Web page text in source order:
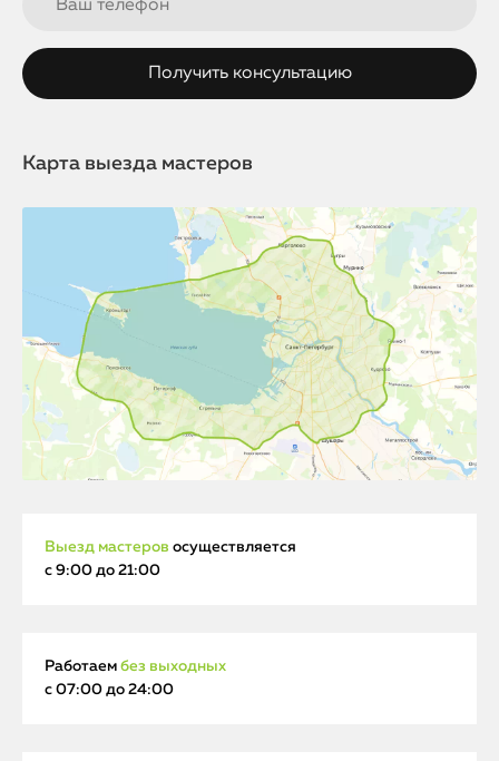
Карта выезда мастеров
Выезд мастеров осуществляется
с 9:00 до 21:00
Работаем без выходных
с 07:00 до 24:00